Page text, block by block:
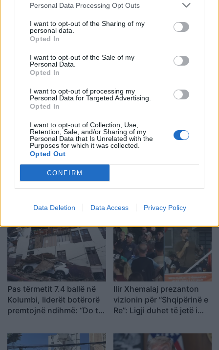
Personal Data Processing Opt Outs
I want to opt-out of the Sharing of my
personal data.
Opted In
I want to opt-out of the Sale of my
Personal Data.
Opted In
I want to opt-out of processing my
Personal Data for Targeted Advertising.
Opted In
I want to opt-out of Collection, Use,
Retention, Sale, and/or Sharing of my
Personal Data that Is Unrelated with the
Purposes for which it was collected.
Opted Out
CONFIRM
Data Deletion Data Access Privacy Policy
Rekorde të reja të
temperaturave oqeanike
presionin mbi klimën
globale
Ksamil, hyri me Jet Ski në
Mbyllen fjalimet para
Kryeministrisë,
në akset kryesore të
rrethimin e Kryeministrisë
Rezistenca të vazhdojë
Pas tërmetit 7.4 ballë në
Kolumbi, liderët botërorë
premtojnë ndihmë: “Do të
na kërkohet
Ilir Xhemalaj prezanton
vizionin për “Shqipërinë e
Re”: Ligji duhet të jetë i
shërbejë qytetarëve